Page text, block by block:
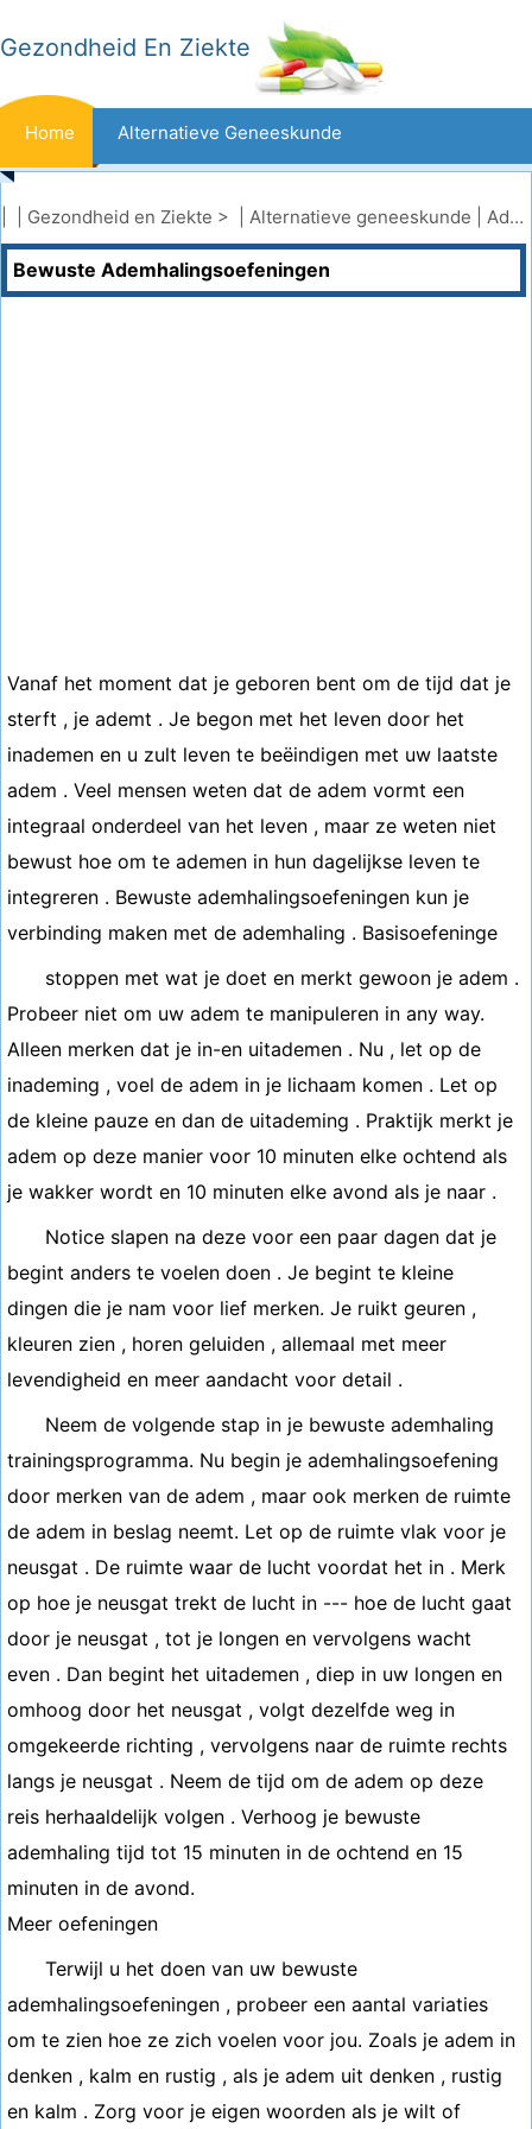
Gezondheid En Ziekte
Home Alternatieve Geneeskunde
Beten En Steken Kanker
Aandoeningen En Behandelingen
Gezondheid en Ziekte > | Alternatieve geneeskunde Ademwerk
Bewuste Ademhalingsoefeningen
Vanaf het moment dat je geboren bent om de tijd dat je
sterft , je ademt . Je begon met het leven door het
inademen en u zult leven te beëindigen met uw laatste
adem . Veel mensen weten dat de adem vormt een
integraal onderdeel van het leven , maar ze weten niet
bewust hoe om te ademen in hun dagelijkse leven te
integreren . Bewuste ademhalingsoefeningen kun je
verbinding maken met de ademhaling . Basisoefeninge
stoppen met wat je doet en merkt gewoon je adem .
Probeer niet om uw adem te manipuleren in any way.
Alleen merken dat je in-en uitademen . Nu , let op de
inademing , voel de adem in je lichaam komen . Let op
de kleine pauze en dan de uitademing . Praktijk merkt je
adem op deze manier voor 10 minuten elke ochtend als
je wakker wordt en 10 minuten elke avond als je naar .
Notice slapen na deze voor een paar dagen dat je
begint anders te voelen doen . Je begint te kleine
dingen die je nam voor lief merken. Je ruikt geuren ,
kleuren zien , horen geluiden , allemaal met meer
levendigheid en meer aandacht voor detail .
Neem de volgende stap in je bewuste ademhaling
trainingsprogramma. Nu begin je ademhalingsoefening
door merken van de adem , maar ook merken de ruimte
de adem in beslag neemt. Let op de ruimte vlak voor je
neusgat . De ruimte waar de lucht voordat het in . Merk
op hoe je neusgat trekt de lucht in --- hoe de lucht gaat
door je neusgat , tot je longen en vervolgens wacht
even . Dan begint het uitademen , diep in uw longen en
omhoog door het neusgat , volgt dezelfde weg in
omgekeerde richting , vervolgens naar de ruimte rechts
langs je neusgat . Neem de tijd om de adem op deze
reis herhaaldelijk volgen . Verhoog je bewuste
ademhaling tijd tot 15 minuten in de ochtend en 15
minuten in de avond.
Meer oefeningen
Terwijl u het doen van uw bewuste
ademhalingsoefeningen , probeer een aantal variaties
om te zien hoe ze zich voelen voor jou. Zoals je adem in
denken , kalm en rustig , als je adem uit denken , rustig
en kalm . Zorg voor je eigen woorden als je wilt of